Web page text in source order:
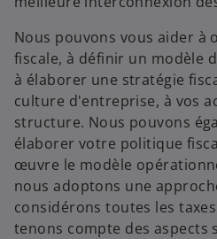
Nous pouvons vous aider à
fiscale, à définir un modèle
à élaborer une stratégie
culture d'entreprise, à vos
structure. Nous pouvons
élaborer votre politique
œuvre le modèle
nous adoptons une
considérons toutes les
tenons compte des aspects